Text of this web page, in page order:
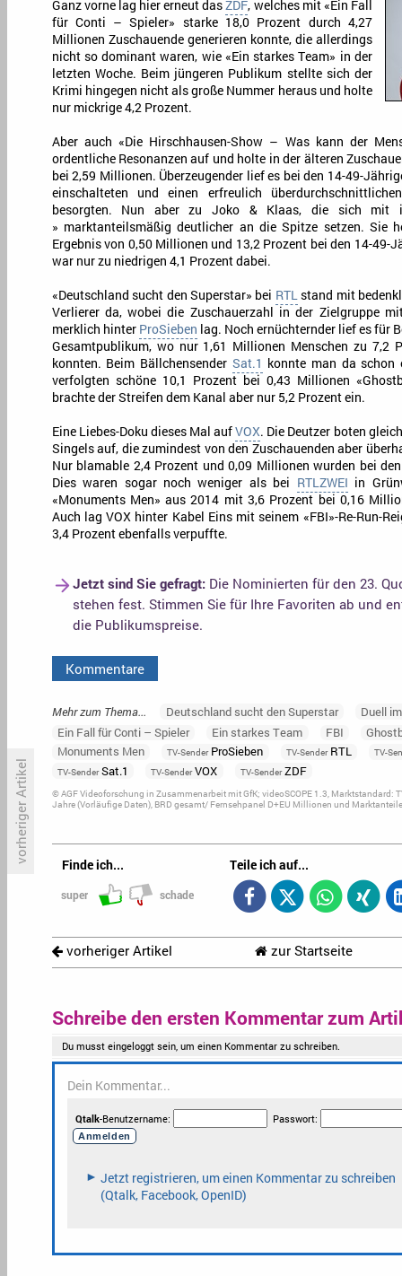
Ganz vorne lag hier erneut dasZDF, welches mit «Ein Fall
für Conti – Spieler» starke 18,0 Prozent durch 4,27
Millionen Zuschauende generieren konnte, die allerdings
nicht so dominant waren, wie «Ein starkes Team» in der
letzten Woche. Beim jüngeren Publikum stellte sich der
Krimi hingegen nicht als große Nummer heraus und holte
nur mickrige 4,2 Prozent.
Aber auch «Die Hirschhausen-Show – Was kann der
ordentliche Resonanzen auf und holte in der älteren
bei 2,59 Millionen. Überzeugender lief es bei den 14-49-
einschalteten und einen erfreulich
besorgten. Nun aber zu Joko & Klaas, die sich mit
» marktanteilsmäßig deutlicher an die Spitze setzen. Sie
Ergebnis von 0,50 Millionen und 13,2 Prozent bei den 14-49-
war nur zu niedrigen 4,1 Prozent dabei.
«Deutschland sucht den Superstar» bei RTLstand mit
Verlierer da, wobei die Zuschauerzahl in der Zielgruppe
merklich hinter ProSieben lag. Noch ernüchternder lief es für
Gesamtpublikum, wo nur 1,61 Millionen Menschen zu 7,2
konnten. Beim Bällchensender Sat.1 konnte man da schon
verfolgten schöne 10,1 Prozent bei 0,43 Millionen
brachte der Streifen dem Kanal aber nur 5,2 Prozent ein.
Eine Liebes-Doku dieses Mal aufVOX. Die Deutzer boten
Singels auf, die zumindest von den Zuschauenden aber
Nur blamable 2,4 Prozent und 0,09 Millionen wurden bei
Dies waren sogar noch weniger als bei RTLZWEI in
«Monuments Men» aus 2014 mit 3,6 Prozent bei 0,16
Auch lag VOX hinter Kabel Eins mit seinem «FBI»-Re-Run-
3,4 Prozent ebenfalls verpuffte.
Jetzt sind Sie gefragt:Die Nominierten für den 23.
stehen fest. Stimmen Sie für Ihre Favoriten ab und
die Publikumspreise.
Kommentare
Mehr zum Thema... Deutschland sucht den Superstar
Duell
Ein Fall für Conti – Spieler
Ein starkes Team FBI
Monuments Men
TV-SenderProSieben TV-SenderRTL
TV-
TV-SenderSat.1 TV-SenderVOX TV-SenderZDF
© AGF Videoforschung in Zusammenarbeit mit GfK; videoSCOPE 1.3, Marktstandard:
Jahre (Vorläufige Daten), BRD gesamt/ Fernsehpanel D+EU Millionen und
Finde ich...
super schade
Teile ich auf...
vorheriger Artikel zur Startseite
vorheriger Artikel
kein großes Publikum
Schreibe den ersten Kommentar zum